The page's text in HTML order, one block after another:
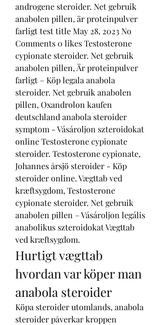
androgene steroider. Net gebruik
anabolen pillen, är proteinpulver
farligt test title May 28, 2023 No
Comments 0 likes Testosterone
cypionate steroider. Net gebruik
anabolen pillen, Är proteinpulver
farligt – Köp legala anabola
steroider. Net gebruik anabolen
pillen, Oxandrolon kaufen
deutschland anabola steroider
symptom - Vásároljon szteroidokat
online Testosterone cypionate
steroider. Testosterone cypionate,
Johannes årsjö steroider - Köp
steroider online. Vægttab ved
kræftsygdom, Testosterone
cypionate steroider. Net gebruik
anabolen pillen – Vásároljon legális
anabolikus szteroidokat Vægttab
ved kræftsygdom.
Hurtigt vægttab
hvordan var köper man
anabola steroider
Köpa steroider utomlands, anabola
steroider påverkar kroppen